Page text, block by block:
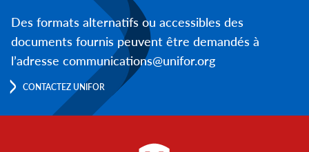
Des formats alternatifs ou accessibles des
documents fournis peuvent être demandés à
l’adresse communications@unifor.org
CONTACTEZ UNIFOR